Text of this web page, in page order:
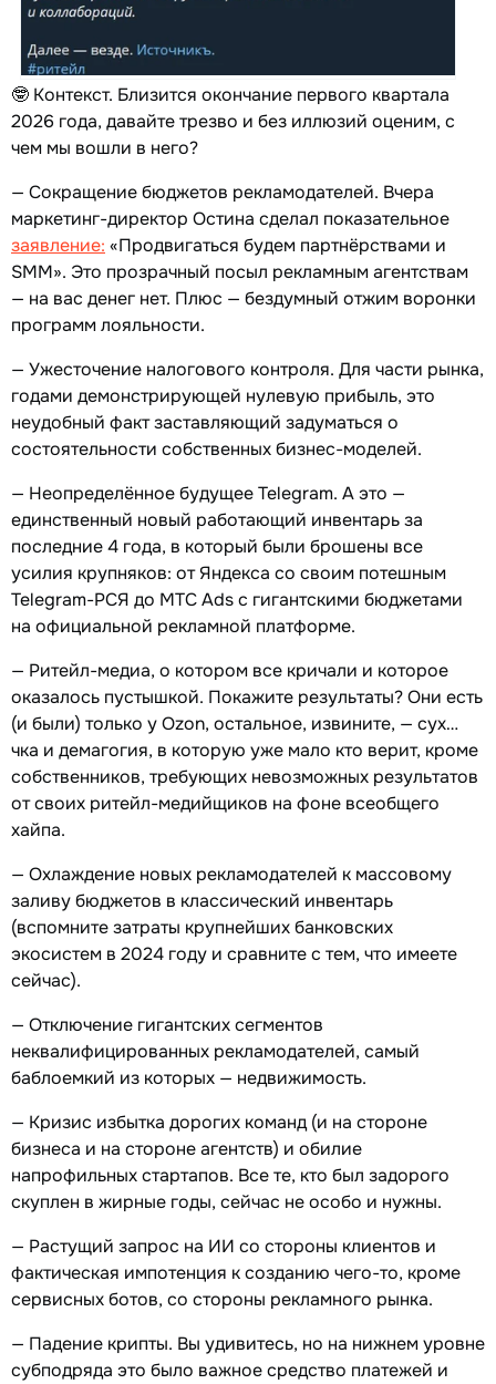
🤓 Контекст. Близится окончание первого квартала
2026 года, давайте трезво и без иллюзий оценим, с
чем мы вошли в него?
— Сокращение бюджетов рекламодателей. Вчера
маркетинг-директор Остина сделал показательное
заявление: «Продвигаться будем партнёрствами и
SMM». Это прозрачный посыл рекламным агентствам
— на вас денег нет. Плюс — бездумный отжим воронки
программ лояльности.
— Ужесточение налогового контроля. Для части рынка,
годами демонстрирующей нулевую прибыль, это
неудобный факт заставляющий задуматься о
состоятельности собственных бизнес-моделей.
— Неопределённое будущее Telegram. А это —
единственный новый работающий инвентарь за
последние 4 года, в который были брошены все
усилия крупняков: от Яндекса со своим потешным
Telegram-РСЯ до МТС Ads с гигантскими бюджетами
на официальной рекламной платформе.
— Ритейл-медиа, о котором все кричали и которое
оказалось пустышкой. Покажите результаты? Они есть
(и были) только у Ozon, остальное, извините, — сух…
чка и демагогия, в которую уже мало кто верит, кроме
собственников, требующих невозможных результатов
от своих ритейл-медийщиков на фоне всеобщего
хайпа.
— Охлаждение новых рекламодателей к массовому
заливу бюджетов в классический инвентарь
(вспомните затраты крупнейших банковских
экосистем в 2024 году и сравните с тем, что имеете
сейчас).
— Отключение гигантских сегментов
неквалифицированных рекламодателей, самый
баблоемкий из которых — недвижимость.
— Кризис избытка дорогих команд (и на стороне
бизнеса и на стороне агентств) и обилие
напрофильных стартапов. Все те, кто был задорого
скуплен в жирные годы, сейчас не особо и нужны.
— Растущий запрос на ИИ со стороны клиентов и
фактическая импотенция к созданию чего-то, кроме
сервисных ботов, со стороны рекламного рынка.
— Падение крипты. Вы удивитесь, но на нижнем уровне
субподряда это было важное средство платежей и